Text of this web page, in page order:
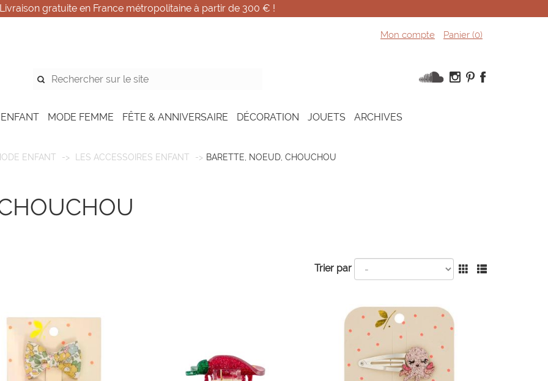
gratuite en France métropolitaine à partir de 300 € !
Mon compte Panier (0)
MODE FEMME FÊTE & ANNIVERSAIRE DÉCORATION JOUETS ARCHIVES
ENFANT LES ACCESSOIRES ENFANT BARETTE, NOEUD, CHOUCHOU
Trier par